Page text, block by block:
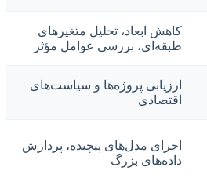
کاهش ابعاد، تحلیل متغیرهای
طبقه‌ای، بررسی عوامل مؤثر
ارزیابی پروژه‌ها و سیاست‌های
اقتصادی
اجرای مدل‌های پیچیده، پردازش
داده‌های بزرگ